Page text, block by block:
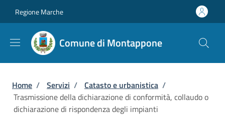
Regione Marche
Comune di Montappone
Briciole di pane
Home / Servizi / Catasto e urbanistica /
Trasmissione della dichiarazione di conformità, collaudo o
dichiarazione di rispondenza degli impianti